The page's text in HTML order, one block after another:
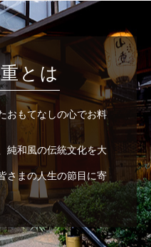
とは
おもてなしの心でお料
純和風の伝統文化を大
さまの人生の節目に寄